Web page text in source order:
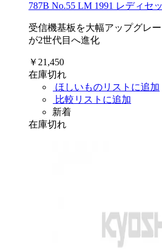
787B No.55 LM 1991 レディセ
受信機基板を大幅アップグレ
が2世代目へ進化
￥21,450
在庫切れ
ほしいものリストに追加
比較リストに追加
新着
在庫切れ